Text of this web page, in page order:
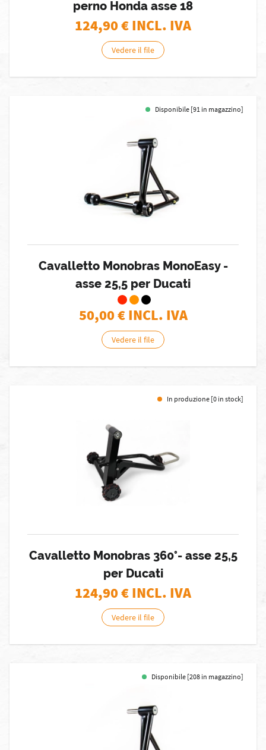
perno Honda asse 18
124,90€ INCL. IVA
Vedere il file
Disponibile [91 in magazzino]
Cavalletto Monobras MonoEasy -
asse 25,5 per Ducati
50,00€ INCL. IVA
Vedere il file
In produzione [0 in stock]
Cavalletto Monobras 360°- asse 25,5
per Ducati
124,90€ INCL. IVA
Vedere il file
Disponibile [208 in magazzino]